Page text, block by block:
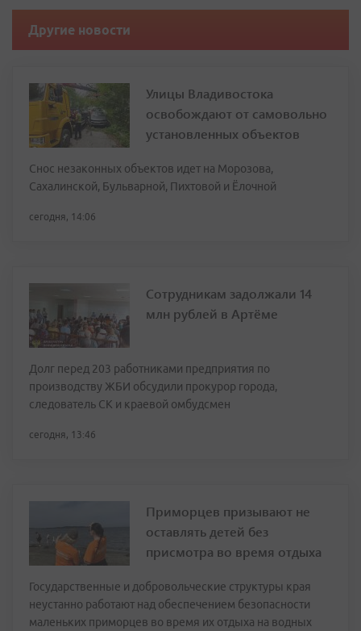
Другие новости
Улицы Владивостока
освобождают от самовольно
установленных объектов
Снос незаконных объектов идет на Морозова,
Сахалинской, Бульварной, Пихтовой и Ёлочной
сегодня, 14:06
Сотрудникам задолжали 14
млн рублей в Артёме
Долг перед 203 работниками предприятия по
производству ЖБИ обсудили прокурор города,
следователь СК и краевой омбудсмен
сегодня, 13:46
Приморцев призывают не
оставлять детей без
присмотра во время отдыха
Государственные и добровольческие структуры края
неустанно работают над обеспечением безопасности
маленьких приморцев во время их отдыха на водных